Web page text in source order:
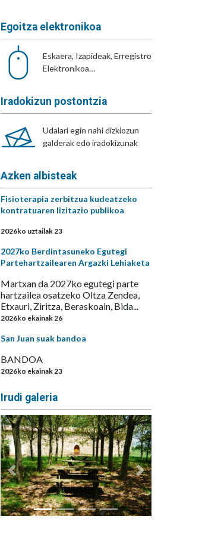
Egoitza elektronikoa
Eskaera, Izapideak, Erregistro
Elektronikoa…
Iradokizun postontzia
Udalari egin nahi dizkiozun
galderak edo iradokizunak
Azken albisteak
Fisioterapia zerbitzua kudeatzeko
kontratuaren lizitazio publikoa
2026ko uztailak 23
2027ko Berdintasuneko Egutegi
Partehartzailearen Argazki Lehiaketa
Martxan da 2027ko egutegi parte
hartzailea osatzeko Oltza Zendea,
Etxauri, Ziritza, Beraskoain, Bida...
2026ko ekainak 26
San Juan suak bandoa
BANDOA
2026ko ekainak 23
Irudi galeria
Aurrekoa Hurrengoa